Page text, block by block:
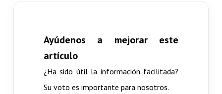
Ayúdenos a mejorar este
artículo
¿Ha sido útil la información facilitada?
Su voto es importante para nosotros.